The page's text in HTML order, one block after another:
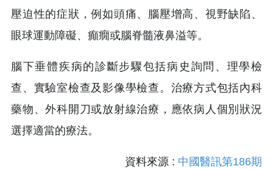
壓迫性的症狀，例如頭痛、腦壓增高、視野缺陷、
眼球運動障礙、癲癇或腦脊髓液鼻溢等。
腦下垂體疾病的診斷步驟包括病史詢問、理學檢
查、實驗室檢查及影像學檢查。治療方式包括內科
藥物、外科開刀或放射線治療，應依病人個別狀況
選擇適當的療法。
資料來源 : 中國醫訊第186期